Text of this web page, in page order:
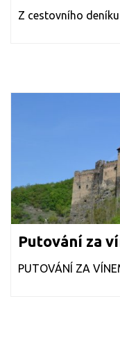
Z cestovního
Putování za
PUTOVÁNÍ ZA